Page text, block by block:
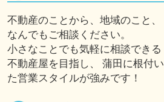
不動産のことから、地域のこと、
なんでもご相談ください。
小さなことでも気軽に相談できる
不動産屋を目指し、 蒲田に根付い
た営業スタイルが強みです！